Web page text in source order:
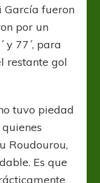
García fueron
por un
y 77´, para
restante gol
tuvo piedad
quienes
Roudourou,
Es que